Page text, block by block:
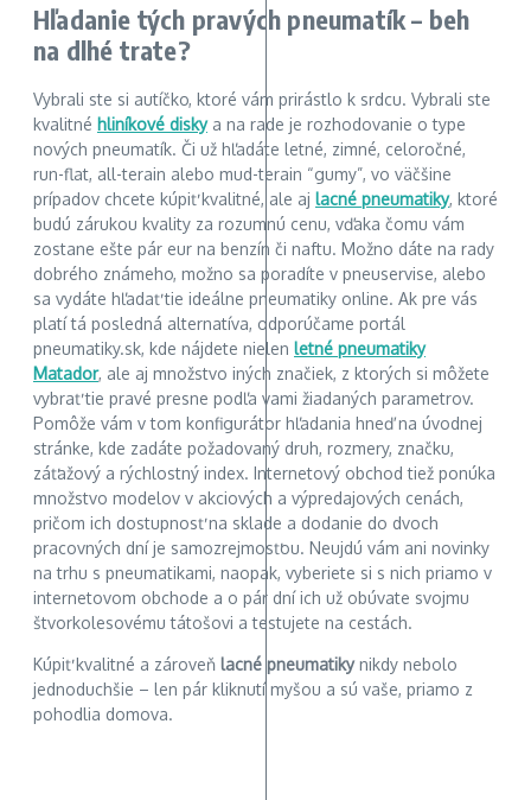
Hľadanie tých pravých pneumatík – beh
na dlhé trate?
Vybrali ste si autíčko, ktoré vám prirástlo k srdcu. Vybrali ste
kvalitné hliníkové diskya na rade je rozhodovanie o type
nových pneumatík. Či už hľadáte letné, zimné, celoročné,
run-flat, all-terain alebo mud-terain “gumy”, vo väčšine
prípadov chcete kúpiť kvalitné, ale aj lacné pneumatiky, ktoré
budú zárukou kvality za rozumnú cenu, vďaka čomu vám
zostane ešte pár eur na benzín či naftu. Možno dáte na rady
dobrého známeho, možno sa poradíte v pneuservise, alebo
sa vydáte hľadať tie ideálne pneumatiky online. Ak pre vás
platí tá posledná alternatíva, odporúčame portál
pneumatiky.sk, kde nájdete nielen letné pneumatiky
Matador, ale aj množstvo iných značiek, z ktorých si môžete
vybrať tie pravé presne podľa vami žiadaných parametrov.
Pomôže vám v tom konfigurátor hľadania hneď na úvodnej
stránke, kde zadáte požadovaný druh, rozmery, značku,
záťažový a rýchlostný index. Internetový obchod tiež ponúka
množstvo modelov v akciových a výpredajových cenách,
pričom ich dostupnosť na sklade a dodanie do dvoch
pracovných dní je samozrejmosťou. Neujdú vám ani novinky
na trhu s pneumatikami, naopak, vyberiete si s nich priamo v
internetovom obchode a o pár dní ich už obúvate svojmu
štvorkolesovému tátošovi a testujete na cestách.
Kúpiť kvalitné a zároveň lacné pneumatikynikdy nebolo
jednoduchšie – len pár kliknutí myšou a sú vaše, priamo z
pohodlia domova.